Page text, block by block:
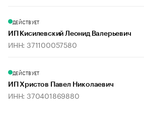
ДЕЙСТВУЕТ
ИП Кисилевский Леонид Валерьевич
ИНН: 371100057580
ДЕЙСТВУЕТ
ИП Христов Павел Николаевич
ИНН: 370401869880